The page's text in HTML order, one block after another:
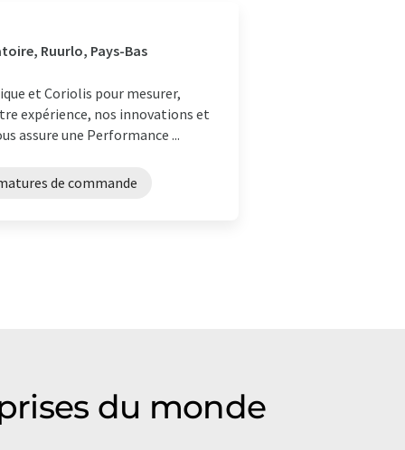
Ruurlo, Pays-Bas
et Coriolis pour mesurer,
expérience, nos innovations et
assure une Performance ...
de commande
du monde